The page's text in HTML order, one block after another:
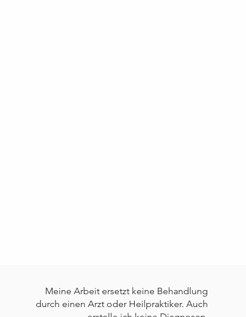
Meine Arbeit ersetzt keine Behandlung
durch einen Arzt oder Heilpraktiker. Auch